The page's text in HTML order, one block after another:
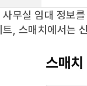
사무실 임대 정보
트, 스매치에서는